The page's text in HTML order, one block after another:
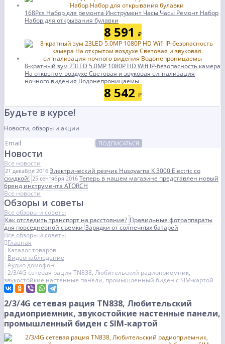
168Pcs Набор для ремонта Инструмент Часы Часы Ремонт Набор
Набор для открывания булавки
8 591 ₽
8-кратный зум 23LED 5.0MP 1080P HD Wifi IP-безопасность камера
На открытом воздухе Световая и звуковая сигнализация
ночного видения Водонепроницаемы
8 542 ₽
Будьте в курсе!
Новости, обзоры и акции
ПОДПИСАТЬСЯ
Новости
Все новости
21 декабря 2016 Электрический резчик Husqvarna K 3000 Electric со
скидкой! 25 сентября 2016 Теперь в нашем магазине представлен новый
бренд инструмента ATORCH
Все новости
Обзоры и советы
Все обзоры и советы
Как отследить транспорт на расстояние? Правильные фотоаппараты
для повседневной съемкиЗарядки от солнечных батарей
Все обзоры и советы
Главная
Каталог товаров
Видеонаблюдение
Аудио домофон
2/3/4G сетевая рация TN838, Любительский радиоприемник,
звукостойкие настенные панели, промышленный биден с SIM-картой
2/3/4G сетевая рация TN838, Любительский
радиоприемник, звукостойкие настенные панели,
промышленный биден с SIM-картой